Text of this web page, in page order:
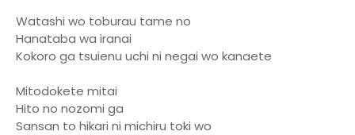
Watashi wo toburau tame no
Hanataba wa iranai
Kokoro ga tsuienu uchi ni negai wo kanaete
Mitodokete mitai
Hito no nozomi ga
Sansan to hikari ni michiru toki wo